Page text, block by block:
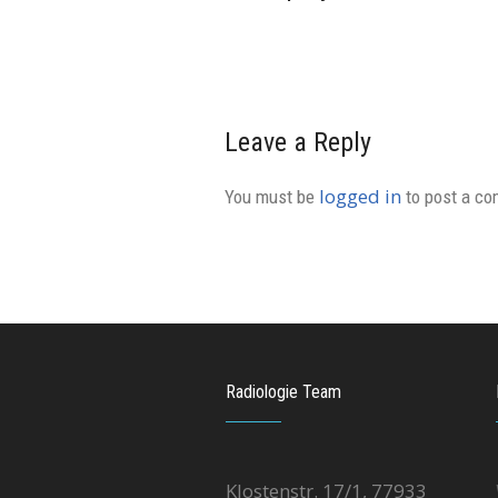
Leave a Reply
You must be logged in to post a
Radiologie Team
Klostenstr. 17/1, 77933